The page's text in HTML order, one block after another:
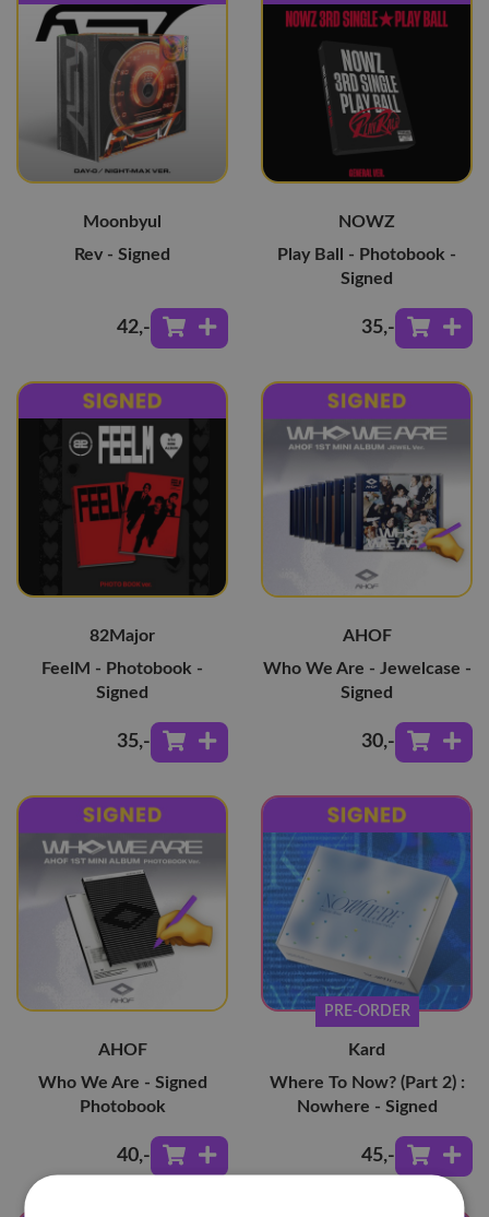
Moonbyul
Rev - Signed
42,-
NOWZ
Play Ball - Photobook -
Signed
35,-
82Major
FeelM - Photobook -
Signed
35,-
AHOF
Who We Are - Jewelcase -
Signed
30,-
AHOF
Who We Are - Signed
Photobook
40,-
PRE-ORDER
Kard
Where To Now? (Part 2) :
Nowhere - Signed
45,-